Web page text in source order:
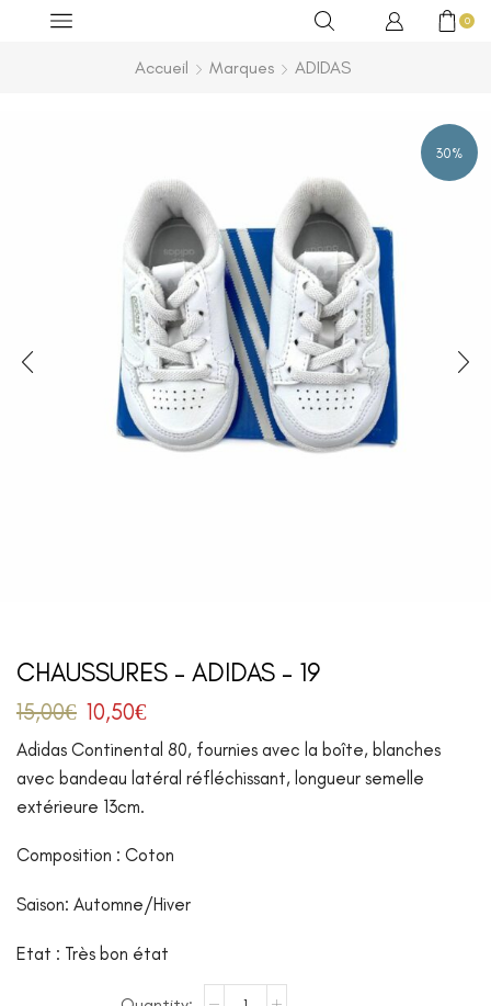
0
Accueil Marques ADIDAS
30%
CHAUSSURES – ADIDAS – 19
15,00€ 10,50€
Adidas Continental 80, fournies avec la boîte, blanches
avec bandeau latéral réfléchissant, longueur semelle
extérieure 13cm.
Composition : Coton
Saison: Automne/Hiver
Etat : Très bon état